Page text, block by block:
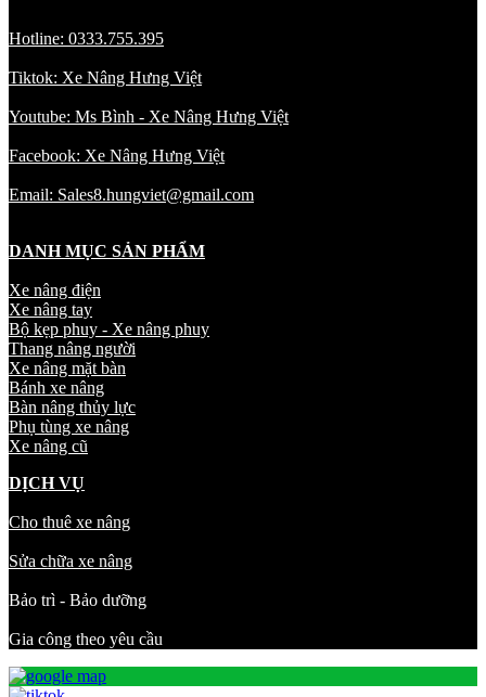
Hotline: 0333.755.395
Tiktok: Xe Nâng Hưng Việt
Youtube: Ms Bình - Xe Nâng Hưng Việt
Facebook: Xe Nâng Hưng Việt
Email: Sales8.hungviet@gmail.com
DANH MỤC SẢN PHẨM
Xe nâng điện
Xe nâng tay
Bộ kẹp phuy - Xe nâng phuy
Thang nâng người
Xe nâng mặt bàn
Bánh xe nâng
Bàn nâng thủy lực
Phụ tùng xe nâng
Xe nâng cũ
DỊCH VỤ
Cho thuê xe nâng
Sửa chữa xe nâng
Bảo trì - Bảo dưỡng
Gia công theo yêu cầu